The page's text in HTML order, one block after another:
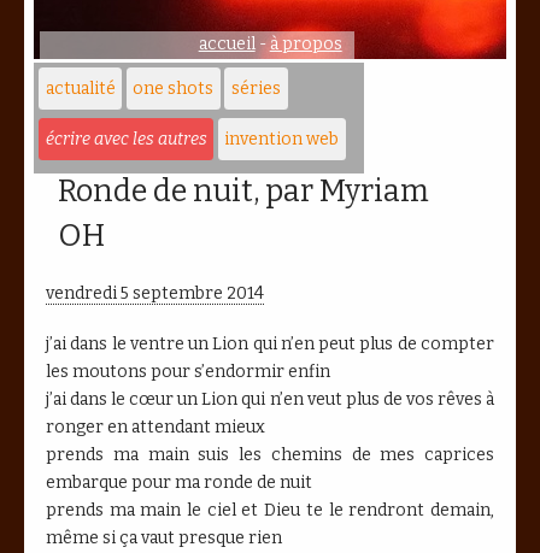
accueil-à propos
actualité one shots séries
écrire avec les autres invention web
Ronde de nuit, par Myriam
OH
vendredi 5 septembre 2014
j’ai dans le ventre un Lion qui n’en peut plus de compter
les moutons pour s’endormir enfin
j’ai dans le cœur un Lion qui n’en veut plus de vos rêves à
ronger en attendant mieux
prends ma main suis les chemins de mes caprices
embarque pour ma ronde de nuit
prends ma main le ciel et Dieu te le rendront demain,
même si ça vaut presque rien